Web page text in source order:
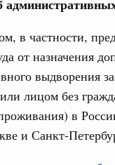
в частности,
от назначения
выдворения
лицом без
в
и Санкт-
Народно-
июня, четверг
июня, среда